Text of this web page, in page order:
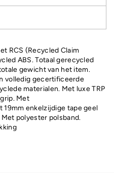
RCS (Recycled Claim
ABS. Totaal gerecycled
gewicht van het item.
volledig gecertificeerde
materialen. Met luxe TRP
Met
enkelzijdige tape geel
polyester polsband.